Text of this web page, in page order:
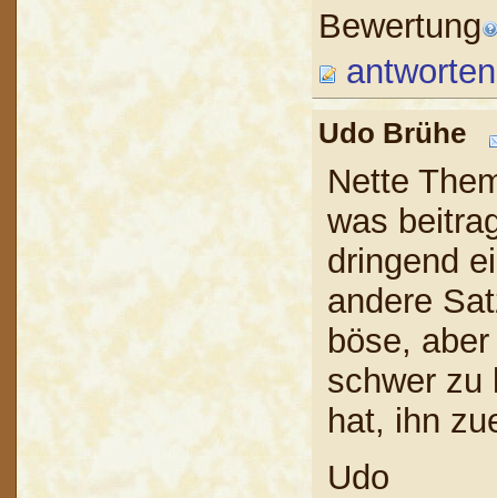
Bewertung
antworten
Udo Brühe
Nette
was
dringend
andere
böse,
schwer zu
hat, ihn
Udo